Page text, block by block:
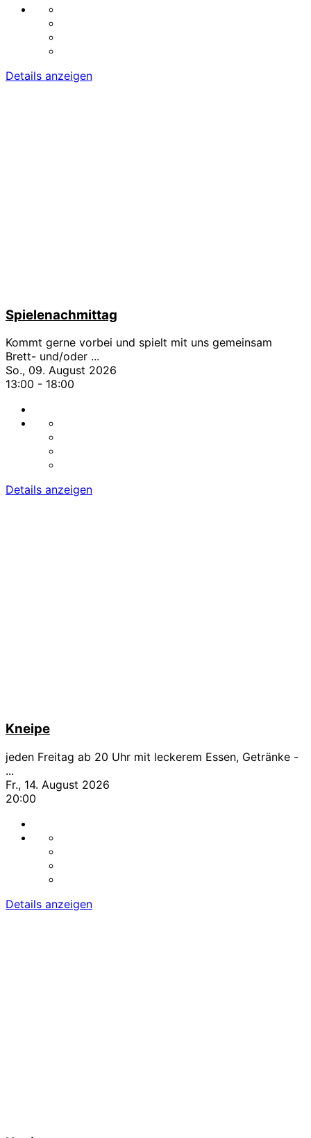
Details anzeigen
Spielenachmittag
Kommt gerne vorbei und spielt mit uns gemeinsam
Brett- und/oder ...
So., 09. August 2026
13:00 - 18:00
Details anzeigen
Kneipe
jeden Freitag ab 20 Uhr mit leckerem Essen, Getränke -
...
Fr., 14. August 2026
20:00
Details anzeigen